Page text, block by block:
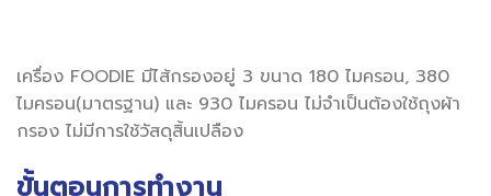
เครื่อง FOODIE มีไส้กรองอยู่ 3 ขนาด 180 ไมครอน, 380
ไมครอน(มาตรฐาน) และ 930 ไมครอน ไม่จำเป็นต้องใช้ถุงผ้า
กรอง ไม่มีการใช้วัสดุสิ้นเปลือง
ขั้นตอนการทำงาน